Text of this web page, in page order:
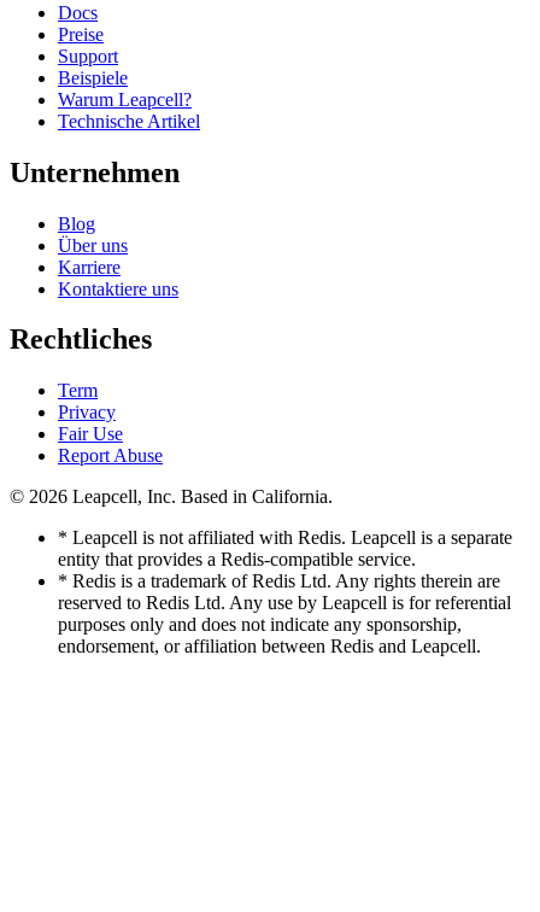
Docs
Preise
Support
Beispiele
Warum Leapcell?
Technische Artikel
Unternehmen
Blog
Über uns
Karriere
Kontaktiere uns
Rechtliches
Term
Privacy
Fair Use
Report Abuse
© 2026 Leapcell, Inc. Based in California.
* Leapcell is not affiliated with Redis. Leapcell is a separate
entity that provides a Redis-compatible service.
* Redis is a trademark of Redis Ltd. Any rights therein are
reserved to Redis Ltd. Any use by Leapcell is for referential
purposes only and does not indicate any sponsorship,
endorsement, or affiliation between Redis and Leapcell.